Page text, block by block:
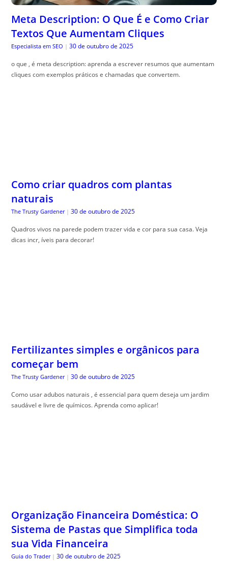
Meta Description: O Que É e Como Criar
Textos Que Aumentam Cliques
Especialista em SEO | 30 de outubro de 2025
o que , é meta description: aprenda a escrever resumos que aumentam
cliques com exemplos práticos e chamadas que convertem.
Como criar quadros com plantas
naturais
The Trusty Gardener | 30 de outubro de 2025
Quadros vivos na parede podem trazer vida e cor para sua casa. Veja
dicas incr, íveis para decorar!
Fertilizantes simples e orgânicos para
começar bem
The Trusty Gardener | 30 de outubro de 2025
Como usar adubos naturais , é essencial para quem deseja um jardim
saudável e livre de químicos. Aprenda como aplicar!
Organização Financeira Doméstica: O
Sistema de Pastas que Simplifica toda
sua Vida Financeira
Guia do Trader | 30 de outubro de 2025